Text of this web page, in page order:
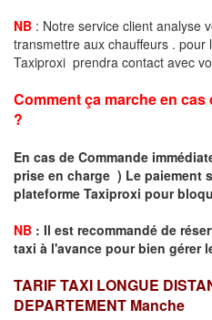
NB : Notre service client analyse
transmettre aux chauffeurs .
Taxiproxi prendra contact avec
Comment ça marche en
?
En cas de Commande
prise en charge ) Le paiement
plateforme Taxiproxi pour
NB : Il est recommandé de
taxi à l'avance pour bien gérer
TARIF TAXI LONGUE
DEPARTEMENT Manche